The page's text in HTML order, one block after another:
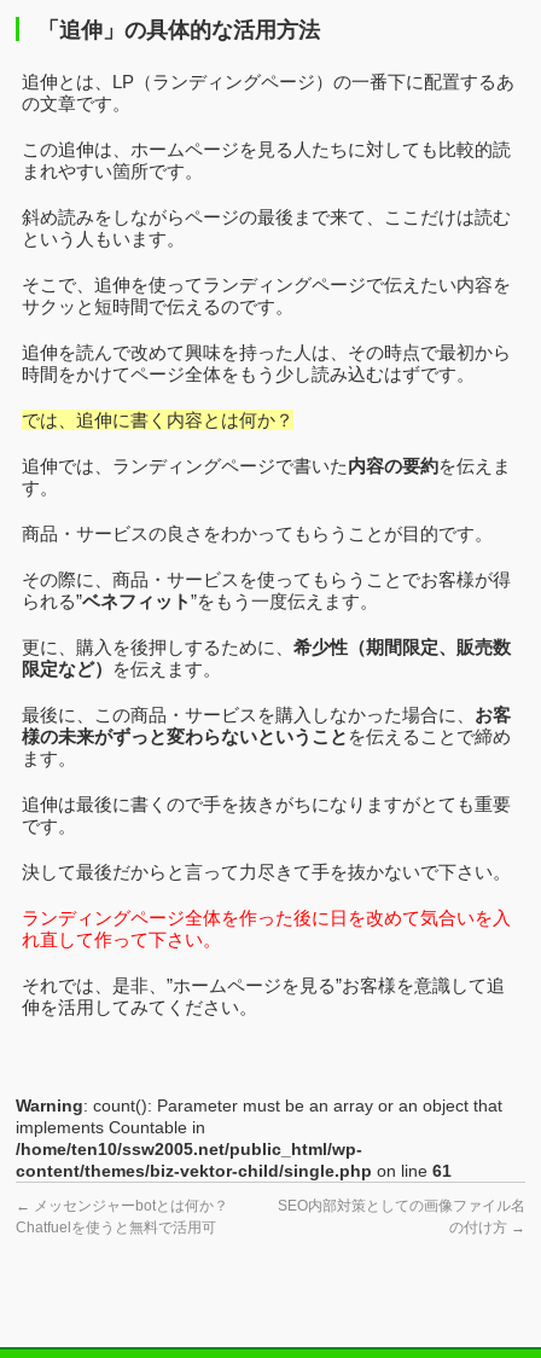
「追伸」の具体的な活用方法
追伸とは、LP（ランディングページ）の一番下に配置するあ
の文章です。
この追伸は、ホームページを見る人たちに対しても比較的読
まれやすい箇所です。
斜め読みをしながらページの最後まで来て、ここだけは読む
という人もいます。
そこで、追伸を使ってランディングページで伝えたい内容を
サクッと短時間で伝えるのです。
追伸を読んで改めて興味を持った人は、その時点で最初から
時間をかけてページ全体をもう少し読み込むはずです。
では、追伸に書く内容とは何か？
追伸では、ランディングページで書いた内容の要約を伝えま
す。
商品・サービスの良さをわかってもらうことが目的です。
その際に、商品・サービスを使ってもらうことでお客様が得
られる”ベネフィット”をもう一度伝えます。
更に、購入を後押しするために、希少性（期間限定、販売数
限定など） を伝えます。
最後に、この商品・サービスを購入しなかった場合に、 お客
様の未来がずっと変わらないということ を伝えることで締め
ます。
追伸は最後に書くので手を抜きがちになりますがとても重要
です。
決して最後だからと言って力尽きて手を抜かないで下さい。
ランディングページ全体を作った後に日を改めて気合いを入
れ直して作って下さい。
それでは、是非、”ホームページを見る”お客様を意識して追
伸を活用してみてください。
Warning: count(): Parameter must be an array or an object that
implements Countable in
/home/ten10/ssw2005.net/public_html/wp-
content/themes/biz-vektor-child/single.php on line61
← メッセンジャーbotとは何か？
Chatfuelを使うと無料で活用可
SEO内部対策としての画像ファイル名
の付け方 →